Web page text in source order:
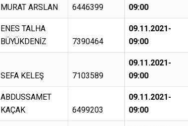
MURAT ARSLAN 6446399
09:00
ENES TALHA
BÜYÜKDENİZ
7390464
09.11.2021-
09:00
SEFA KELEŞ 7103589
09.11.2021-
09:00
ABDUSSAMET
KAÇAK
6499203
09.11.2021-
09:00